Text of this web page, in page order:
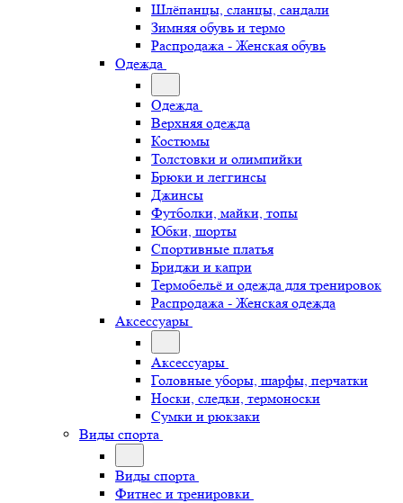
Шлёпанцы, сланцы, сандали
Зимняя обувь и термо
Распродажа - Женская обувь
Одежда
Одежда
Верхняя одежда
Костюмы
Толстовки и олимпийки
Брюки и леггинсы
Джинсы
Футболки, майки, топы
Юбки, шорты
Спортивные платья
Бриджи и капри
Термобельё и одежда для тренировок
Распродажа - Женская одежда
Аксессуары
Аксессуары
Головные уборы, шарфы, перчатки
Носки, следки, термоноски
Сумки и рюкзаки
Виды спорта
Виды спорта
Фитнес и тренировки